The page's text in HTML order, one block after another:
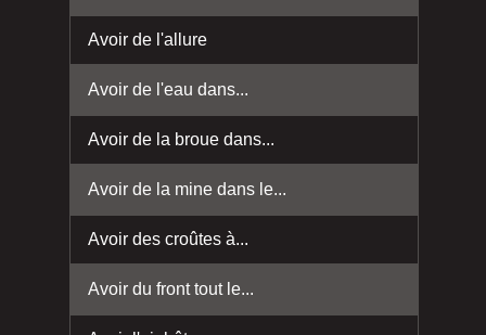
Avoir de l'allure
Avoir de l'eau dans...
Avoir de la broue dans...
Avoir de la mine dans le...
Avoir des croûtes à...
Avoir du front tout le...